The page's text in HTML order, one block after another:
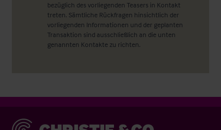
bezüglich des vorliegenden Teasers in Kontakt
treten. Sämtliche Rückfragen hinsichtlich der
vorliegenden Informationen und der geplanten
Transaktion sind ausschließlich an die unten
genannten Kontakte zu richten.
Christie & Co